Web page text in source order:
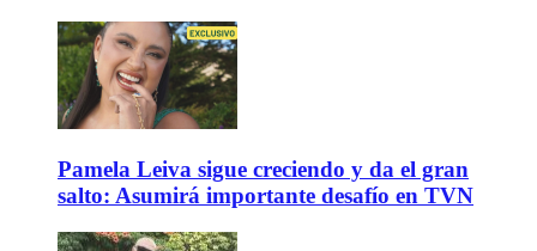
Pamela Leiva sigue creciendo y da el gran
salto: Asumirá importante desafío en TVN